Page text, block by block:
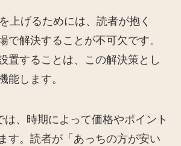
上げるためには、読者が抱く
で解決することが不可欠です。
置することは、この解決策とし
能します。
は、時期によって価格やポイント
す。読者が「あっちの方が安い